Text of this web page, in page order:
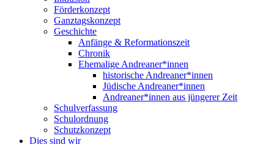
Förderkonzept
Ganztagskonzept
Geschichte
Anfänge & Reformationszeit
Chronik
Ehemalige Andreaner*innen
historische Andreaner*innen
Jüdische Andreaner*innen
Andreaner*innen aus jüngerer Zeit
Schulverfassung
Schulordnung
Schutzkonzept
Dies sind wir